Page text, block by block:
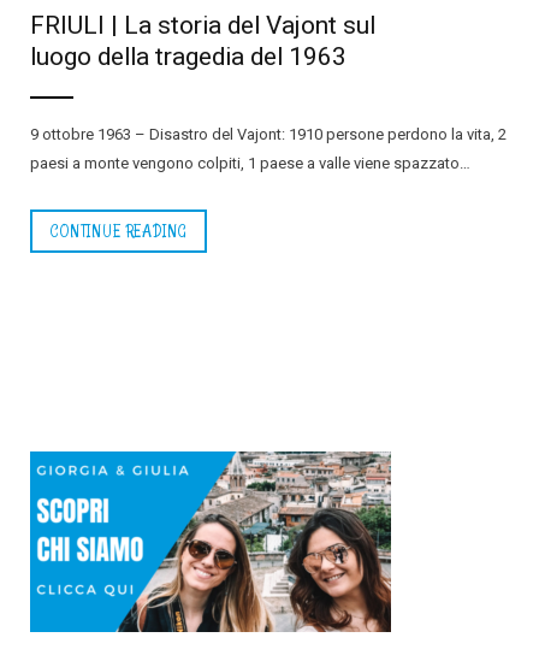
FRIULI | La storia del Vajont sul
luogo della tragedia del 1963
9 ottobre 1963 – Disastro del Vajont: 1910 persone perdono la vita, 2
paesi a monte vengono colpiti, 1 paese a valle viene spazzato…
CONTINUE READING